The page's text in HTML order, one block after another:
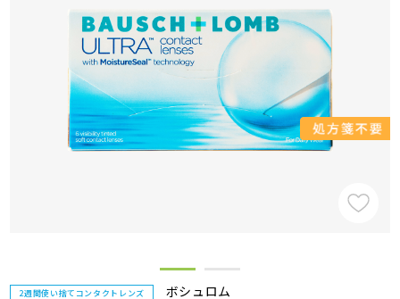
2週間使い捨てコンタクトレンズ ボシュロム